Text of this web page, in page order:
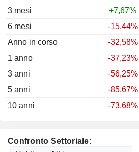
3 mesi
+7,67%
6 mesi
-15,44%
Anno in corso
-32,58%
1 anno
-37,23%
3 anni
-56,25%
5 anni
-85,67%
10 anni
-73,68%
Confronto Settoriale: